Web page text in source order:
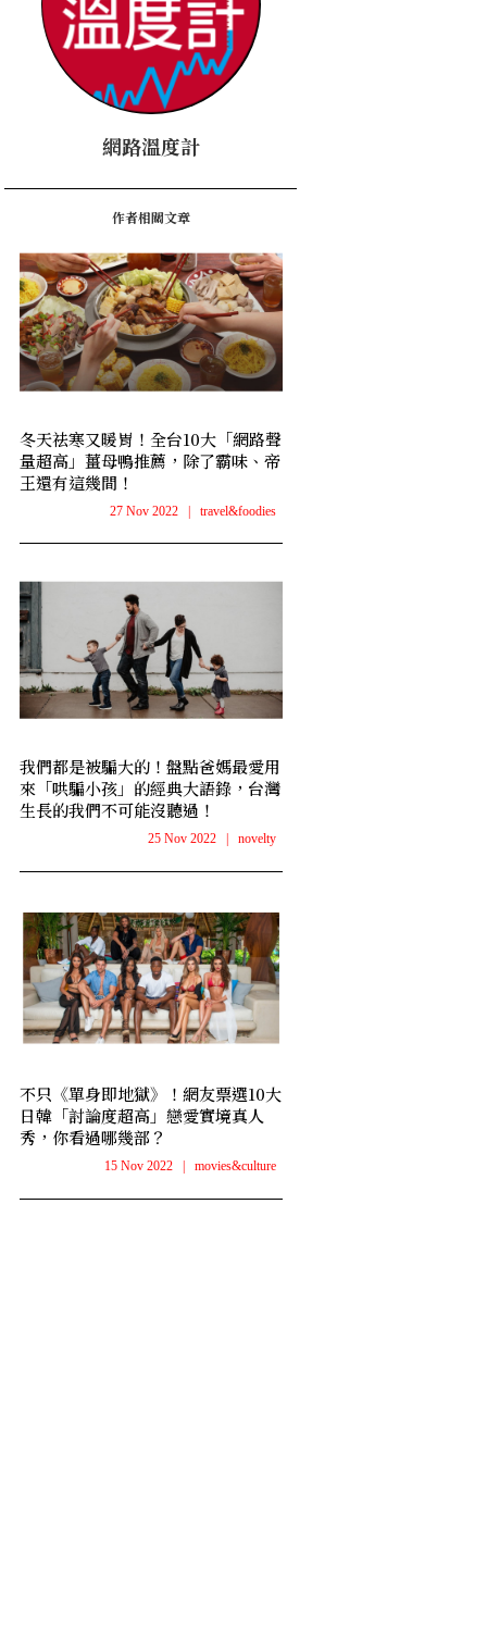
網路溫度計
作者相關文章
冬天祛寒又暖胃！全台10大「網路聲
量超高」薑母鴨推薦，除了霸味、帝
王還有這幾間！
27 Nov 2022 | travel&foodies
我們都是被騙大的！盤點爸媽最愛用
來「哄騙小孩」的經典大語錄，台灣
生長的我們不可能沒聽過！
25 Nov 2022 novelty
不只《單身即地獄》！網友票選10大
日韓「討論度超高」戀愛實境真人
秀，你看過哪幾部？
15 Nov 2022 movies&culture